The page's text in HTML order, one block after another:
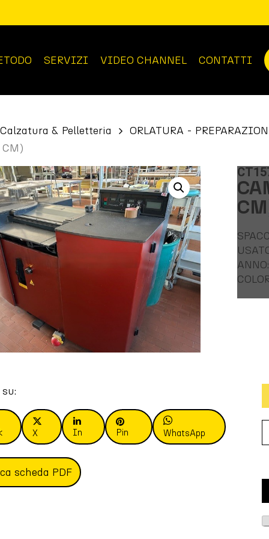
SERVIZI VIDEO CHANNEL CONTATTI
Calzatura & Pelletteria ORLATURA -
CM)
X In Pin WhatsApp
scheda PDF
T